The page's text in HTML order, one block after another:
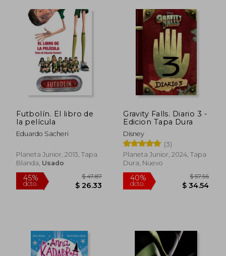
45%
dcto. $ 20.27
50%
dcto.
Futbolín. El libro de
la película
Eduardo Sacheri
Planeta Junior, 2013, Tapa
Blanda, Usado
Gravity Falls. Diario 3 -
Edicion Tapa Dura
Disney
(3)
Planeta Junior, 2024, Tapa
Dura, Nuevo